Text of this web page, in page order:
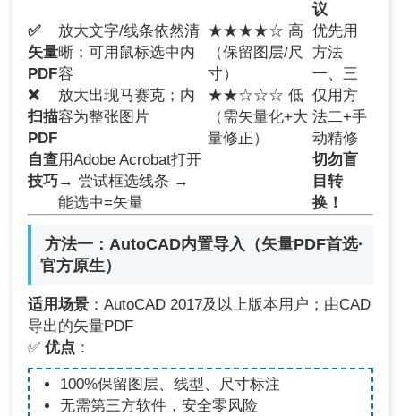
议
✅
矢量
PDF
放大文字/线条依然清
晰；可用鼠标选中内
容
★★★★☆ 高
（保留图层/尺
寸）
优先用
方法
一、三
❌
扫描
PDF
放大出现马赛克；内
容为整张图片
★★☆☆☆ 低
（需矢量化+大
量修正）
仅用方
法二+手
动精修
自查
技巧
用Adobe Acrobat打开
→ 尝试框选线条 →
能选中=矢量
切勿盲
目转
换！
️ 方法一：AutoCAD内置导入（矢量PDF首选·
官方原生）
适用场景 ：AutoCAD 2017及以上版本用户；由CAD
导出的矢量PDF
✅优点 ：
100%保留图层、线型、尺寸标注
无需第三方软件，安全零风险